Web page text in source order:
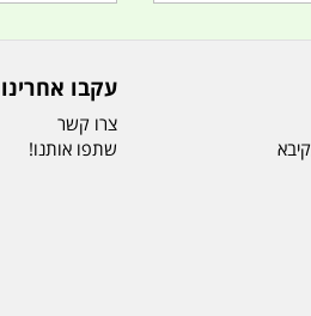
עקבו אחרינו
צרו קשר
שתפו אותנו!